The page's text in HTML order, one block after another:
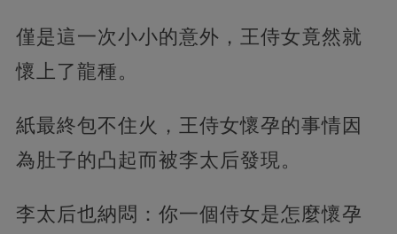
僅是這一次小小的意外，王侍女竟然就
懷上了龍種。
紙最終包不住火，王侍女懷孕的事情因
為肚子的凸起而被李太后發現。
李太后也納悶：你一個侍女是怎麼懷孕